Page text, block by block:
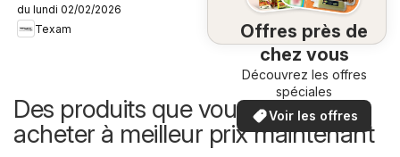
du lundi 02/02/2026
Texam
Offres près de
chez vous
Découvrez les offres
spéciales
Voir les offres
Des produits que vous pouvez
acheter à meilleur prix maintenant